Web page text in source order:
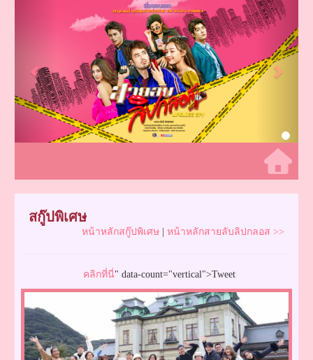
Next
สกู๊ปพิเศษ
หน้าหลักสกู๊ปพิเศษ หน้าหลักสายลับลิปกลอส >>
คลิกที่นี่" data-count="vertical">Tweet